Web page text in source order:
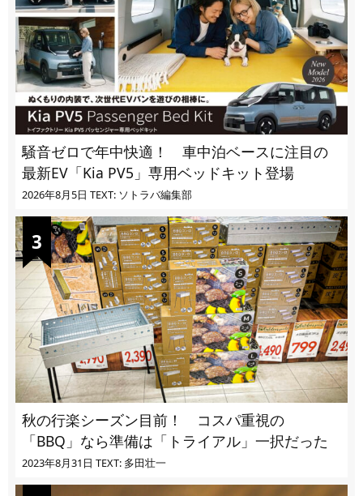
騒音ゼロで年中快適！ 車中泊ベースに注目の
最新EV「Kia PV5」専用ベッドキット登場
2026年8月5日 TEXT: ソトラバ編集部
秋の行楽シーズン目前！ コスパ重視の
「BBQ」なら準備は「トライアル」一択だった
2023年8月31日 TEXT: 多田壮一